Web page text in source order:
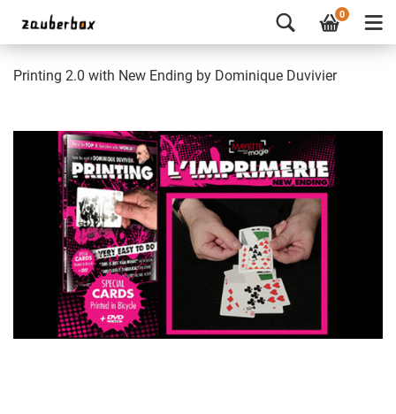
0
Printing 2.0 with New Ending by Dominique Duvivier